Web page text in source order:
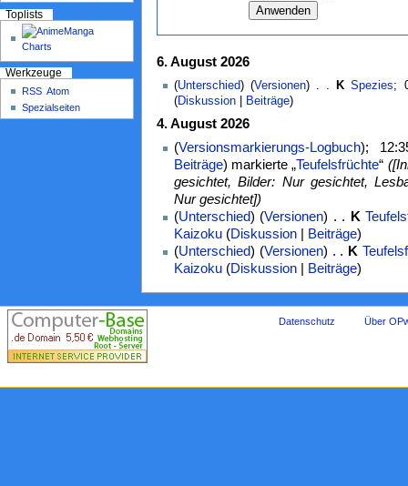
6. August 2026
(Unterschied) (Versionen) . . K Spezies‎;
(Diskussion| Beiträge)
4. August 2026
(Versionsmarkierungs-Logbuch);
Beiträge) markierte „Teufelsfrüchte“
gesichtet, Bilder: Nur gesichtet,
Nur gesichtet])
(Unterschied) (Versionen) . . K
Kaizoku (Diskussion| Beiträge)
(Unterschied) (Versionen) . . K
Kaizoku (Diskussion| Beiträge)
Toplists
Werkzeuge
RSS Atom
Spezialseiten
Datenschutz Über